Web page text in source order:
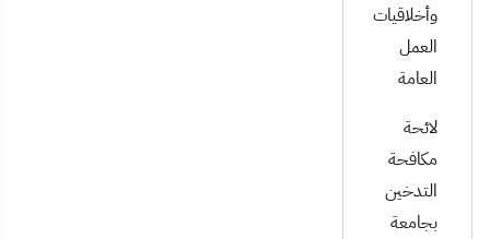
وأخلاقيات
العمل
العامة
لائحة
مكافحة
التدخين
بجامعة